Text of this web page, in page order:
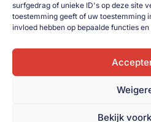
surfgedrag of unieke ID's op deze site
toestemming geeft of uw toestemming
invloed hebben op bepaalde functies
Bekijk
Vrouwenlogica
€10,00
Toevoegen aan